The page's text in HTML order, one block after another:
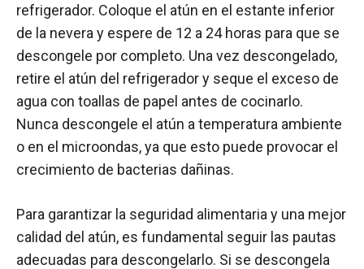
refrigerador. Coloque el atún en el estante inferior
de la nevera y espere de 12 a 24 horas para que se
descongele por completo. Una vez descongelado,
retire el atún del refrigerador y seque el exceso de
agua con toallas de papel antes de cocinarlo.
Nunca descongele el atún a temperatura ambiente
o en el microondas, ya que esto puede provocar el
crecimiento de bacterias dañinas.
Para garantizar la seguridad alimentaria y una mejor
calidad del atún, es fundamental seguir las pautas
adecuadas para descongelarlo. Si se descongela